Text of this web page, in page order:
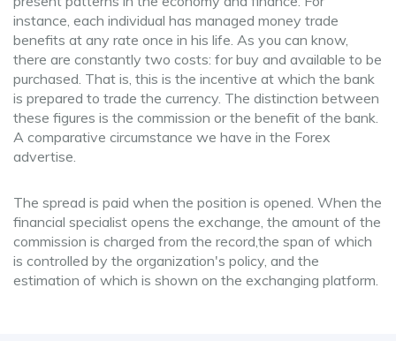
instance, each individual has managed money trade
benefits at any rate once in his life. As you can know,
there are constantly two costs: for buy and available to be
purchased. That is, this is the incentive at which the bank
is prepared to trade the currency. The distinction between
these figures is the commission or the benefit of the bank.
A comparative circumstance we have in the Forex
advertise.
The spread is paid when the position is opened. When the
financial specialist opens the exchange, the amount of the
commission is charged from the record,the span of which
is controlled by the organization's policy, and the
estimation of which is shown on the exchanging platform.